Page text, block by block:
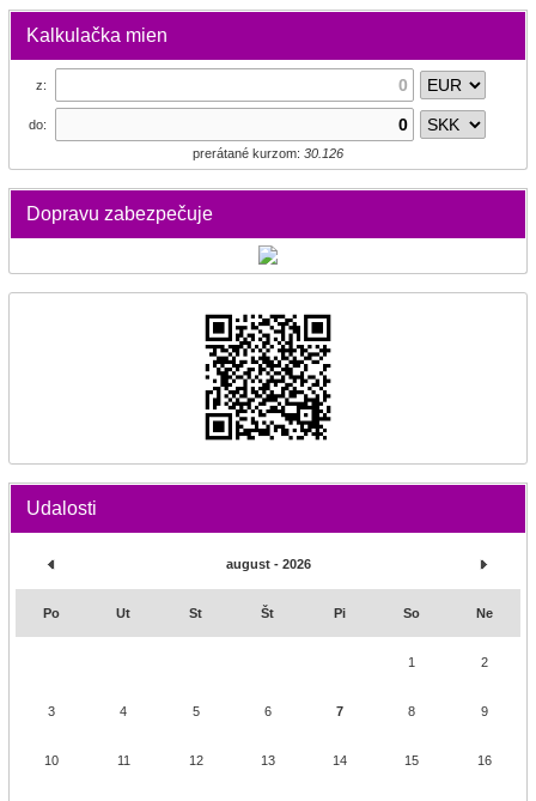
Kalkulačka mien
z:
do:
prerátané kurzom: 30.126
Dopravu zabezpečuje
Udalosti
august - 2026
Po Ut St Št Pi So Ne
1 2
3 4 5 6 7 8 9
10 11 12 13 14 15 16